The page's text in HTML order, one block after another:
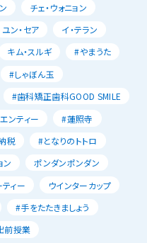
チェ・ウォニョン
ユン・セア
イ・テラン
キム・スルギ
#やまうた
#しゃぼん玉
#歯科矯正歯科GOOD SMILE
ンティー
#蓮照寺
税
#となりのトトロ
ン
ポンダンポンダン
ィー
ウインターカップ
#手をたたきましょう
前授業